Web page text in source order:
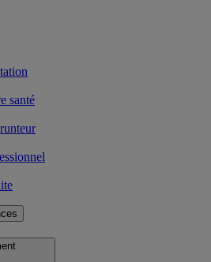
santé